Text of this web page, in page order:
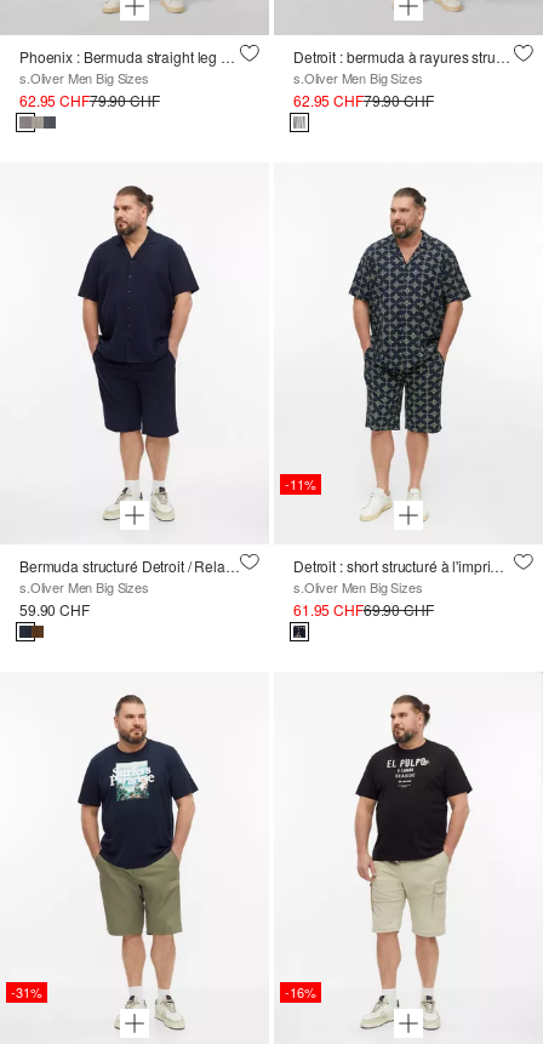
Phoenix : Bermuda straight leg et structuré
s.Oliver Men Big Sizes
62.95 CHF79.90 CHF
Detroit : bermuda à rayures structurées et cordon de serrage
s.Oliver Men Big Sizes
62.95 CHF79.90 CHF
Bermuda structuré Detroit / Relaxed Fit / Mid Rise
s.Oliver Men Big Sizes
59.90 CHF
-11%
Detroit : short structuré à l'imprimé all-over
s.Oliver Men Big Sizes
61.95 CHF69.90 CHF
-31% -16%